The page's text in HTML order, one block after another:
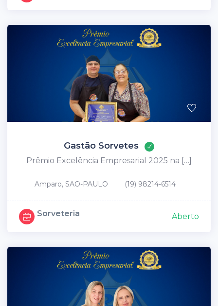
Gastão Sorvetes
Prêmio Excelência Empresarial 2025 na […]
Amparo, SAO-PAULO (19) 98214-6514
Sorveteria Aberto